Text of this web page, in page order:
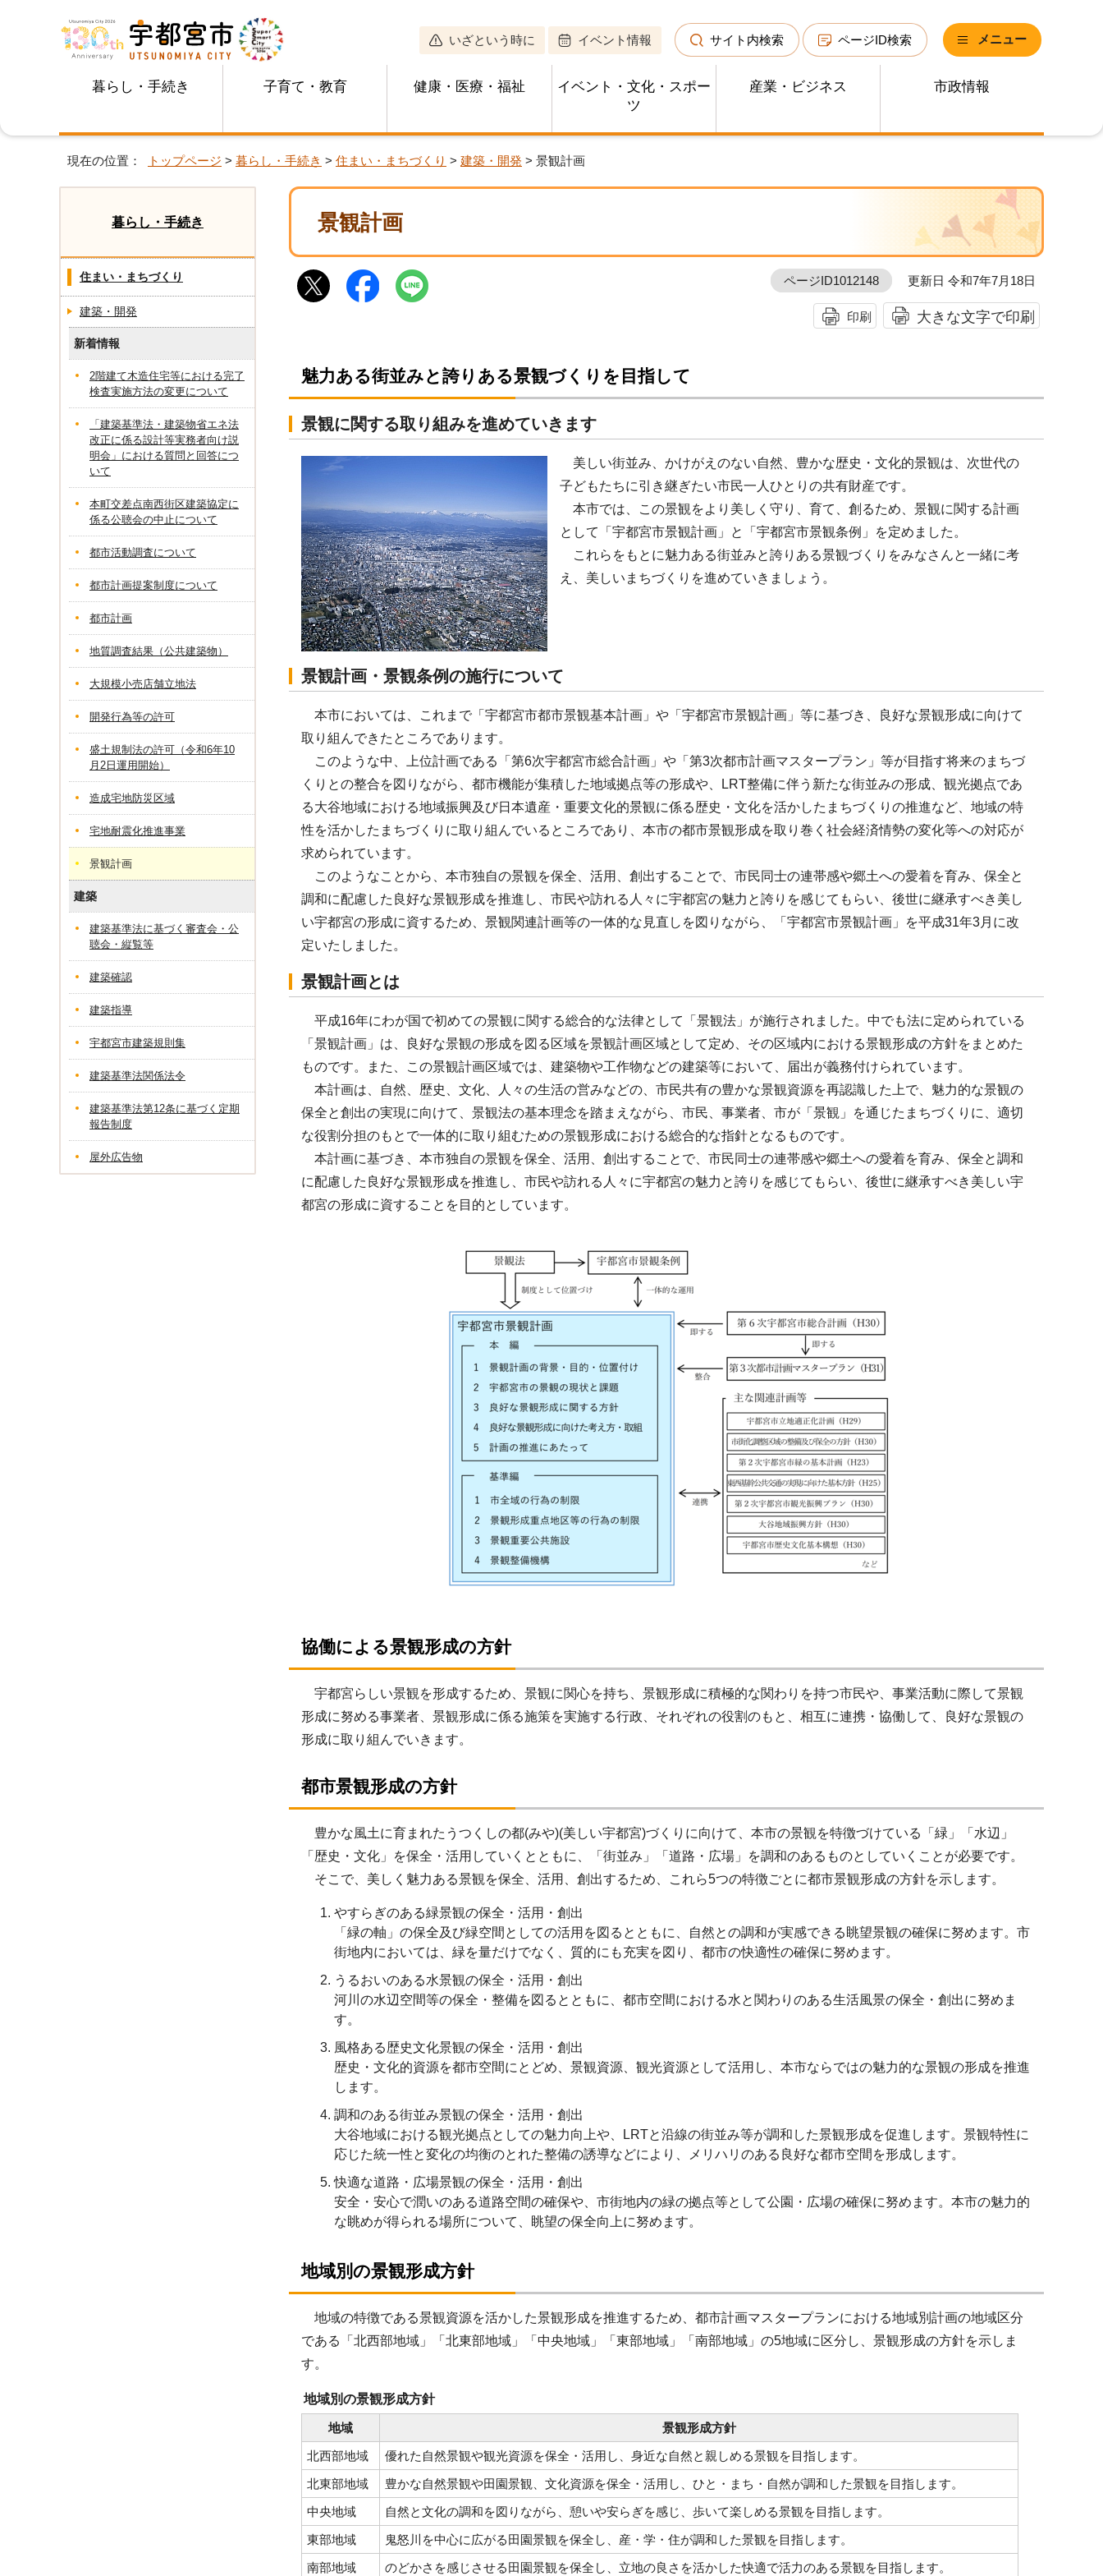
いざという時に イベント情報 サイト内検索 ページID検索 メニュー
暮らし・手続き 子育て・教育 健康・医療・福祉
イベント・文化・スポー
ツ
産業・ビジネス 市政情報
現在の位置： トップページ > 暮らし・手続き > 住まい・まちづくり > 建築・開発 > 景観計画
景観計画
ページID1012148 更新日 令和7年7月18日
印刷 大きな文字で印刷
魅力ある街並みと誇りある景観づくりを目指して
景観に関する取り組みを進めていきます
美しい街並み、かけがえのない自然、豊かな歴史・文化的景観は、次世代の
子どもたちに引き継ぎたい市民一人ひとりの共有財産です。
本市では、この景観をより美しく守り、育て、創るため、景観に関する計画
として「宇都宮市景観計画」と「宇都宮市景観条例」を定めました。
これらをもとに魅力ある街並みと誇りある景観づくりをみなさんと一緒に考
え、美しいまちづくりを進めていきましょう。
景観計画・景観条例の施行について
本市においては、これまで「宇都宮市都市景観基本計画」や「宇都宮市景観計画」等に基づき、良好な景観形成に向けて
取り組んできたところであります。
このような中、上位計画である「第6次宇都宮市総合計画」や「第3次都市計画マスタープラン」等が目指す将来のまちづ
くりとの整合を図りながら、都市機能が集積した地域拠点等の形成や、LRT整備に伴う新たな街並みの形成、観光拠点であ
る大谷地域における地域振興及び日本遺産・重要文化的景観に係る歴史・文化を活かしたまちづくりの推進など、地域の特
性を活かしたまちづくりに取り組んでいるところであり、本市の都市景観形成を取り巻く社会経済情勢の変化等への対応が
求められています。
このようなことから、本市独自の景観を保全、活用、創出することで、市民同士の連帯感や郷土への愛着を育み、保全と
調和に配慮した良好な景観形成を推進し、市民や訪れる人々に宇都宮の魅力と誇りを感じてもらい、後世に継承すべき美し
い宇都宮の形成に資するため、景観関連計画等の一体的な見直しを図りながら、「宇都宮市景観計画」を平成31年3月に改
定いたしました。
景観計画とは
平成16年にわが国で初めての景観に関する総合的な法律として「景観法」が施行されました。中でも法に定められている
「景観計画」は、良好な景観の形成を図る区域を景観計画区域として定め、その区域内における景観形成の方針をまとめた
ものです。また、この景観計画区域では、建築物や工作物などの建築等において、届出が義務付けられています。
本計画は、自然、歴史、文化、人々の生活の営みなどの、市民共有の豊かな景観資源を再認識した上で、魅力的な景観の
保全と創出の実現に向けて、景観法の基本理念を踏まえながら、市民、事業者、市が「景観」を通じたまちづくりに、適切
な役割分担のもとで一体的に取り組むための景観形成における総合的な指針となるものです。
本計画に基づき、本市独自の景観を保全、活用、創出することで、市民同士の連帯感や郷土への愛着を育み、保全と調和
に配慮した良好な景観形成を推進し、市民や訪れる人々に宇都宮の魅力と誇りを感じてもらい、後世に継承すべき美しい宇
都宮の形成に資することを目的としています。
協働による景観形成の方針
宇都宮らしい景観を形成するため、景観に関心を持ち、景観形成に積極的な関わりを持つ市民や、事業活動に際して景観
形成に努める事業者、景観形成に係る施策を実施する行政、それぞれの役割のもと、相互に連携・協働して、良好な景観の
形成に取り組んでいきます。
都市景観形成の方針
豊かな風土に育まれたうつくしの都(みや)(美しい宇都宮)づくりに向けて、本市の景観を特徴づけている「緑」「水辺」
「歴史・文化」を保全・活用していくとともに、「街並み」「道路・広場」を調和のあるものとしていくことが必要です。
そこで、美しく魅力ある景観を保全、活用、創出するため、これら5つの特徴ごとに都市景観形成の方針を示します。
やすらぎのある緑景観の保全・活用・創出
「緑の軸」の保全及び緑空間としての活用を図るとともに、自然との調和が実感できる眺望景観の確保に努めます。市
街地内においては、緑を量だけでなく、質的にも充実を図り、都市の快適性の確保に努めます。
うるおいのある水景観の保全・活用・創出
河川の水辺空間等の保全・整備を図るとともに、都市空間における水と関わりのある生活風景の保全・創出に努めま
す。
風格ある歴史文化景観の保全・活用・創出
歴史・文化的資源を都市空間にとどめ、景観資源、観光資源として活用し、本市ならではの魅力的な景観の形成を推進
します。
調和のある街並み景観の保全・活用・創出
大谷地域における観光拠点としての魅力向上や、LRTと沿線の街並み等が調和した景観形成を促進します。景観特性に
応じた統一性と変化の均衡のとれた整備の誘導などにより、メリハリのある良好な都市空間を形成します。
快適な道路・広場景観の保全・活用・創出
安全・安心で潤いのある道路空間の確保や、市街地内の緑の拠点等として公園・広場の確保に努めます。本市の魅力的
な眺めが得られる場所について、眺望の保全向上に努めます。
地域別の景観形成方針
地域の特徴である景観資源を活かした景観形成を推進するため、都市計画マスタープランにおける地域別計画の地域区分
である「北西部地域」「北東部地域」「中央地域」「東部地域」「南部地域」の5地域に区分し、景観形成の方針を示しま
す。
地域別の景観形成方針
地域
景観形成方針
北西部地域
優れた自然景観や観光資源を保全・活用し、身近な自然と親しめる景観を目指します。
北東部地域
豊かな自然景観や田園景観、文化資源を保全・活用し、ひと・まち・自然が調和した景観を目指します。
中央地域
自然と文化の調和を図りながら、憩いや安らぎを感じ、歩いて楽しめる景観を目指します。
東部地域
鬼怒川を中心に広がる田園景観を保全し、産・学・住が調和した景観を目指します。
南部地域
のどかさを感じさせる田園景観を保全し、立地の良さを活かした快適で活力のある景観を目指します。
暮らし・手続き
住まい・まちづくり
建築・開発
新着情報
2階建て木造住宅等における完了
検査実施方法の変更について
「建築基準法・建築物省エネ法
改正に係る設計等実務者向け説
明会」における質問と回答につ
いて
本町交差点南西街区建築協定に
係る公聴会の中止について
都市活動調査について
都市計画提案制度について
都市計画
地質調査結果（公共建築物）
大規模小売店舗立地法
開発行為等の許可
盛土規制法の許可（令和6年10
月2日運用開始）
造成宅地防災区域
宅地耐震化推進事業
景観計画
建築
建築基準法に基づく審査会・公
聴会・縦覧等
建築確認
建築指導
宇都宮市建築規則集
建築基準法関係法令
建築基準法第12条に基づく定期
報告制度
屋外広告物